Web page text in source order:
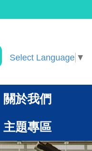
Select Language ▼
關於我們
主題專區